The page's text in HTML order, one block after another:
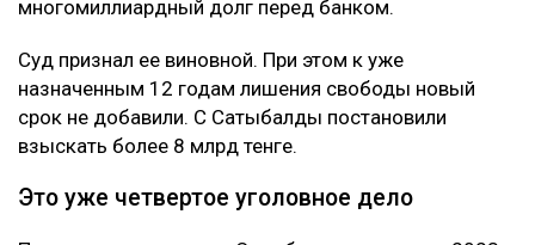
Алматы.
Позже Жунусов передал доли в компаниях
связанным с Сатыбалды лицам и подписал ряд
других документов. По версии обвинения, сделал он
это под давлением.
Как утверждает журналист, мужчину несколько